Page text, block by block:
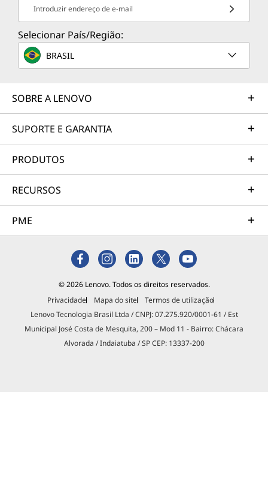
Introduzir endereço de e-mail
Selecionar País/Região:
BRASIL
SOBRE A LENOVO
SUPORTE E GARANTIA
PRODUTOS
RECURSOS
PME
© 2026 Lenovo. Todos os direitos reservados.
Privacidade
Mapa do site
Termos de utilização
Lenovo Tecnologia Brasil Ltda / CNPJ: 07.275.920/0001-61 / Est
Municipal José Costa de Mesquita, 200 – Mod 11 - Bairro: Chácara
Alvorada / Indaiatuba / SP CEP: 13337-200